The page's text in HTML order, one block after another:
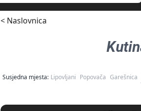
< Naslovnica
Susjedna mjesta: Lipovljani Popovača Garešnica